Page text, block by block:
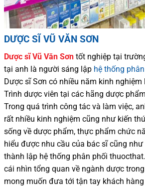
DƯỢC SĨ VŨ VĂN SƠN
Dược sĩVũ Văn Sơn tốt nghiệp tại
tại anh là người sáng lập hệ thống
Dược sĩSơn có nhiều năm kinh
Trình dược viên tại các hãng dược phẩm
Trong quá trình công tác và làm việc,
rất nhiều kinh nghiệm cũng như kiến
sống về dược phẩm, thực phẩm chức
hiểu được nhu cầu của bác sĩcũng như
thành lập hệ thống phân phối
cái nhìn tổng quan về ngành dược
mong muốn đưa tới tận tay khách